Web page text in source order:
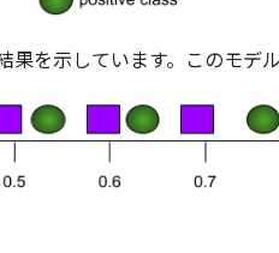
果を示しています。このモデ